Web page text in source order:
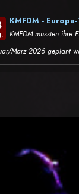
KMFDM -
KMFDM mussten ihre
März 2026 geplant